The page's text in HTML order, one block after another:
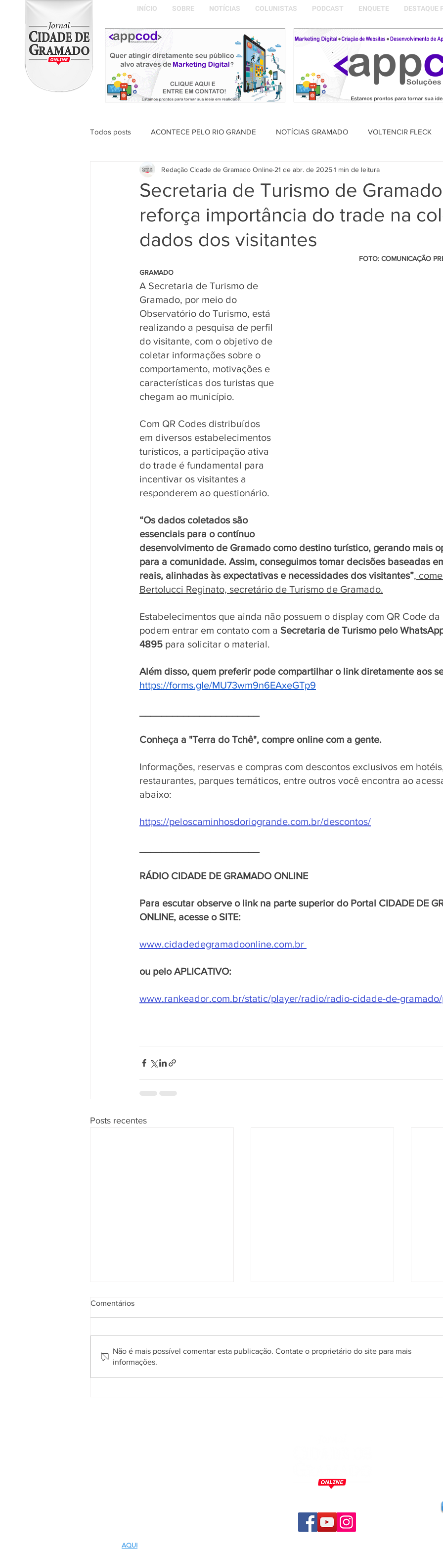
INÍCIO SOBRE NOTÍCIAS COLUNISTAS PODCAST ENQUETE DESTAQUE
Todos posts ACONTECE PELO RIO GRANDE NOTÍCIAS GRAMADO VOLTENCIR FLECK
ABDON BARRETTO FILHO SAÚDE PODCAST DESTAQUE POLÍTICO
Naíla Gonçalves Dalavia
Secretaria de Turismo de Gramado
reforça importância do trade na
dados dos visitantes
Redação Cidade de Gramado Online 21 de abr. de 20251 min de leitura
GRAMADO
A Secretaria de Turismo de
Gramado, por meio do
Observatório do Turismo, está
realizando a pesquisa de perfil
do visitante, com o objetivo de
coletar informações sobre o
comportamento, motivações e
características dos turistas que
chegam ao município.
Com QR Codes distribuídos
em diversos estabelecimentos
turísticos, a participação ativa
do trade é fundamental para
incentivar os visitantes a
responderem ao questionário.
“Os dados coletados são
essenciais para o contínuo
desenvolvimento de Gramado como destino turístico, gerando mais
para a comunidade. Assim, conseguimos tomar decisões baseadas
reais, alinhadas às expectativas e necessidades dos visitantes”,
Bertolucci Reginato, secretário de Turismo de Gramado.
Estabelecimentos que ainda não possuem o display com QR Code da
podem entrar em contato com a Secretaria de Turismo pelo
4895 para solicitar o material.
Além disso, quem preferir pode compartilhar o link diretamente aos
https://forms.gle/MU73wm9n6EAxeGTp9
Conheça a "Terra do Tchê", compre online com a gente.
Informações, reservas e compras com descontos exclusivos em
restaurantes, parques temáticos, entre outros você encontra ao
abaixo:
https://peloscaminhosdoriogrande.com.br/descontos/
RÁDIO CIDADE DE GRAMADO ONLINE
Para escutar observe o link na parte superior do Portal CIDADE DE
ONLINE, acesse o SITE:
www.cidadedegramadoonline.com.br
ou pelo APLICATIVO:
www.rankeador.com.br/static/player/radio/radio-cidade-de-
Posts recentes
EDUCAVÍDEO apresenta 38
Gramadense anuncia mais
Comentários
Não é mais possível comentar esta publicação. Contate o proprietário do site para mais
informações.
AQUI